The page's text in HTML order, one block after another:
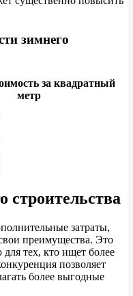
зимнего
за квадратный
метр
строительства
затраты,
преимущества. Это
тех, кто ищет более
позволяет
более выгодные